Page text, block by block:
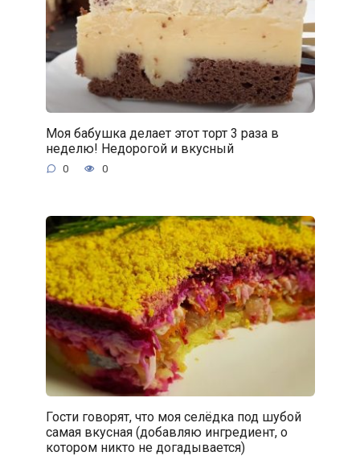
Моя бабушка делает этот торт 3 раза в
неделю! Недорогой и вкусный
0 0
Гости говорят, что моя селёдка под шубой
самая вкусная (добавляю ингредиент, о
котором никто не догадывается)